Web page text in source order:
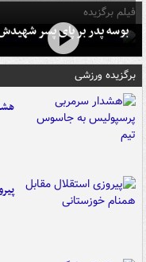
فیلم برگزیده
بوسه‌ پدر بر پای پسر
برگزیده ورزشی